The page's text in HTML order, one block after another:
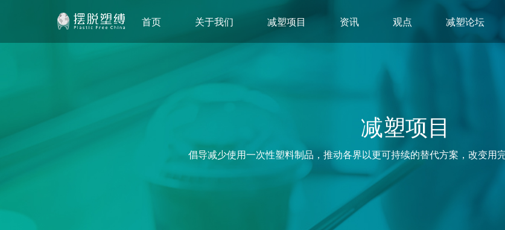
首页 关于我们 减塑项目 资讯 观点 减塑论坛
减塑项目
倡导减少使用一次性塑料制品，推动各界以更可持续的替代方案，改变用